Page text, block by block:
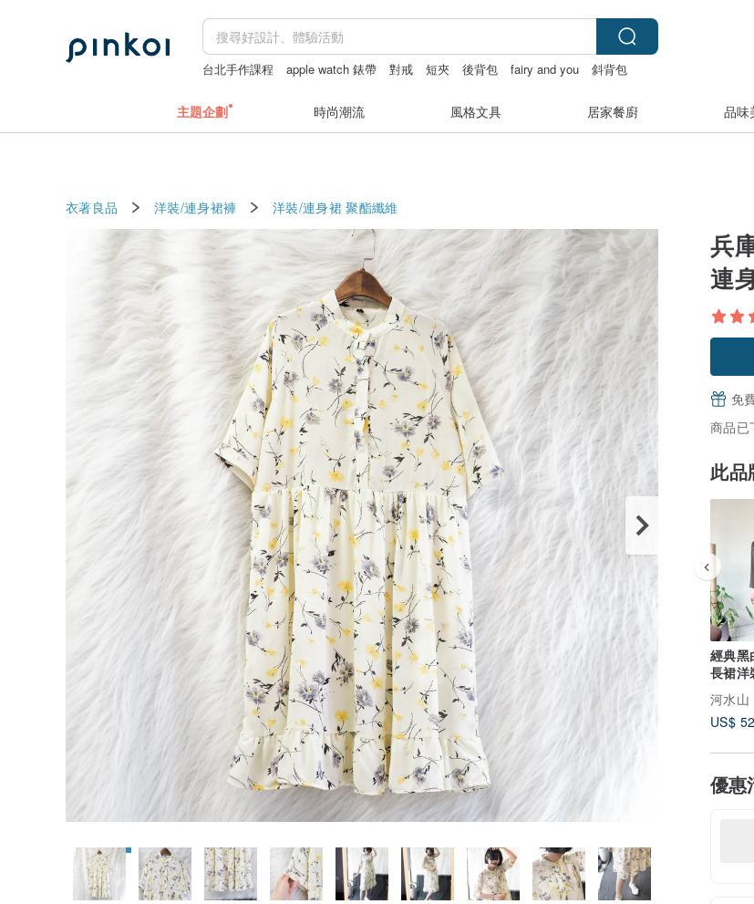
台北手作課程 apple watch 錶帶 對戒 短夾 後背包 fairy and you
斜背包
主題企劃 時尚潮流 風格文具 居家餐廚 品味
衣著良品 洋裝/連身裙褲 洋裝/連身裙 聚酯纖維
兵
連
免
商品已
此品
經典黑
長裙洋
古著
河水山
US$
優惠